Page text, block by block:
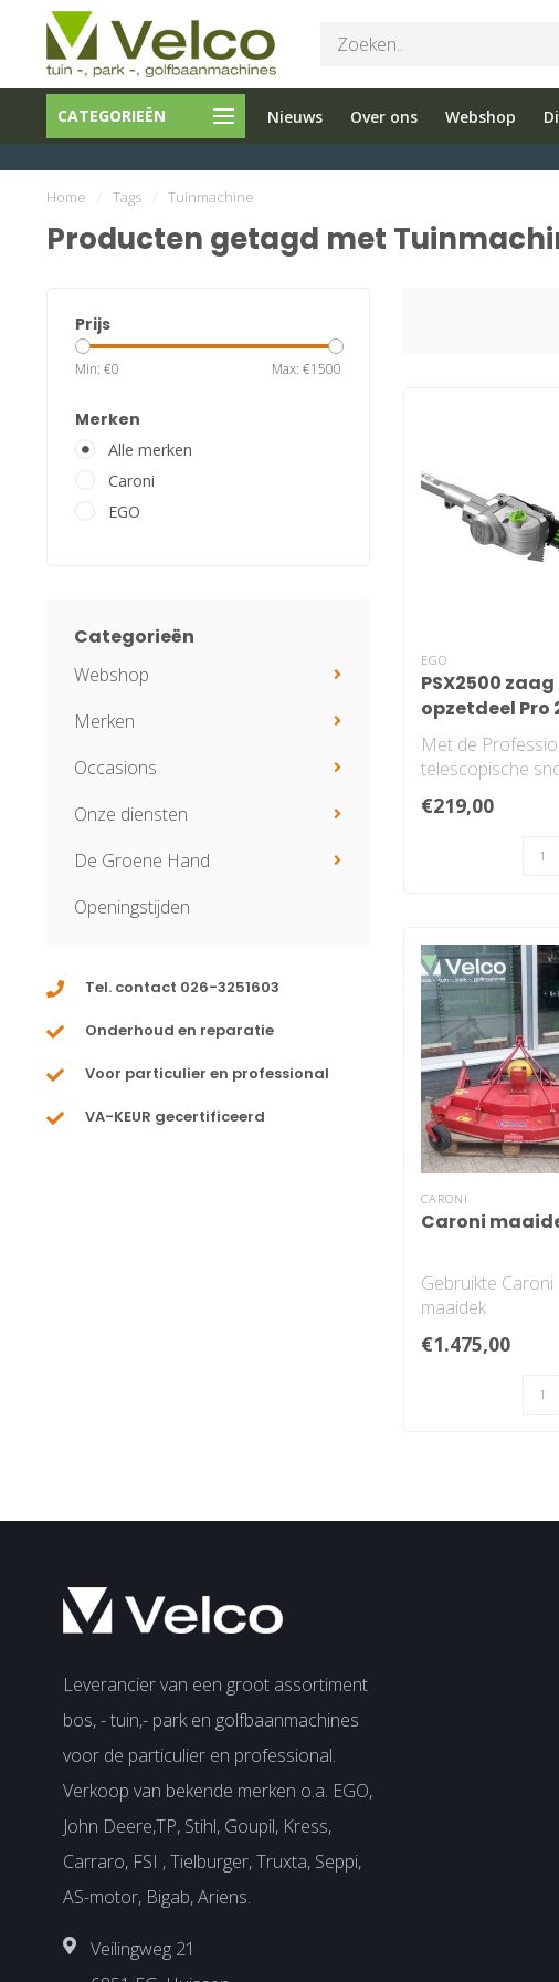
CATEGORIEËN Nieuws Over ons Webshop
3251603
Parkmachines
Home Tags Tuinmachine
Producten getagd met
Prijs
Min: €0 Max: €1500
Merken
Alle merken
Caroni
EGO
Categorieën
Webshop
Merken
Occasions
Onze diensten
De Groene Hand
Openingstijden
Tel. contact 026-3251603
Onderhoud en reparatie
Voor particulier en professional
VA-KEUR gecertificeerd
EGO
PSX2500 zaag
opzetdeel Pro
Met de
telescopische
pakt u makkelijk die
moeilijk te b..
€219,00
CARONI
Caroni
Gebruikte Caroni
maaidek
Werkbreedte 120
Voor meer
€1.475,00
Leverancier van een groot assortiment
bos, - tuin,- park en golfbaanmachines
voor de particulier en professional.
Verkoop van bekende merken o.a. EGO,
John Deere,TP, Stihl, Goupil, Kress,
Carraro, FSI , Tielburger, Truxta, Seppi,
AS-motor, Bigab, Ariens.
Veilingweg 21